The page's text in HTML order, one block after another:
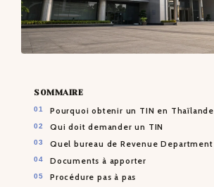
SOMMAIRE
Pourquoi obtenir un TIN en Thaïlande
Qui doit demander un TIN
Quel bureau de Revenue
Documents à apporter
Procédure pas à pas